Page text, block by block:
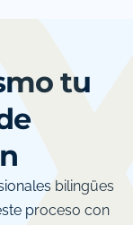
tu
bilingües
proceso con